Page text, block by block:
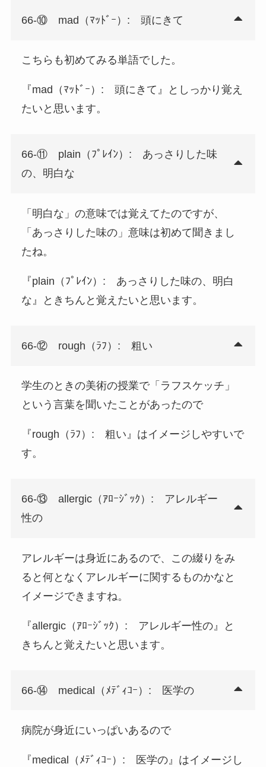
66-⑩ mad（ﾏｯﾄﾞｰ）: 頭にきて
こちらも初めてみる単語でした。
『mad（ﾏｯﾄﾞｰ）: 頭にきて』としっかり覚え
たいと思います。
66-⑪ plain（ﾌﾟﾚｲﾝ）: あっさりした味
の、明白な
「明白な」の意味では覚えてたのですが、
「あっさりした味の」意味は初めて聞きまし
たね。
『plain（ﾌﾟﾚｲﾝ）: あっさりした味の、明白
な』ときちんと覚えたいと思います。
66-⑫ rough（ﾗﾌ）: 粗い
学生のときの美術の授業で「ラフスケッチ」
という言葉を聞いたことがあったので
『rough（ﾗﾌ）: 粗い』はイメージしやすいで
す。
66-⑬ allergic（ｱﾛｰｼﾞｯｸ）: アレルギー
性の
アレルギーは身近にあるので、この綴りをみ
ると何となくアレルギーに関するものかなと
イメージできますね。
『allergic（ｱﾛｰｼﾞｯｸ）: アレルギー性の』と
きちんと覚えたいと思います。
66-⑭ medical（ﾒﾃﾞｨｺｰ）: 医学の
病院が身近にいっぱいあるので
『medical（ﾒﾃﾞｨｺｰ）: 医学の』はイメージし